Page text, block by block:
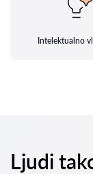
Intelektualno
Ljudi